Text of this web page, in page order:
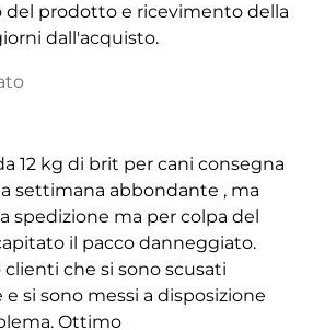
del prodotto e ricevimento della
dall'acquisto.
12 kg di brit per cani consegna
settimana abbondante , ma
spedizione ma per colpa del
il pacco danneggiato.
che si sono scusati
si sono messi a disposizione
Ottimo